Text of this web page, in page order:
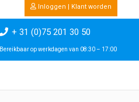
Inloggen | Klant worden
+ 31 (0)75 201 30 50
Bereikbaar op werkdagen van 08:30 – 17:00